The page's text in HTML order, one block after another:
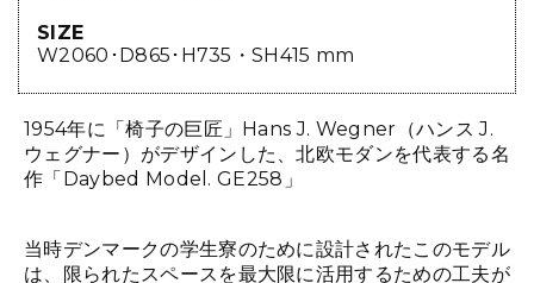
SIZE
W2060･D865･H735・SH415 mm
1954年に「椅子の巨匠」Hans J. Wegner（ハンス J.
ウェグナー）がデザインした、北欧モダンを代表する名
作「Daybed Model. GE258」
当時デンマークの学生寮のために設計されたこのモデル
は、限られたスペースを最大限に活用するための工夫が